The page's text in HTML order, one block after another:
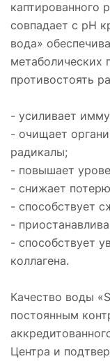
каптированного
совпадает с pH
вода»
метаболических
противостоять
- усиливает
- очищает
радикалы;
- повышает
- снижает
- способствует
-
- способствует
коллагена.
Качество воды
постоянным
Центра и